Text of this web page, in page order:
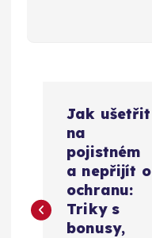
i
Jak ušetřit
na
pojistném
a nepřijít o
ochranu:
Triky s
bonusy,